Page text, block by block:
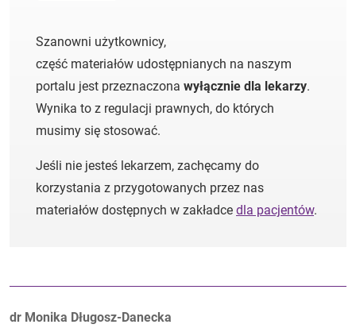
Szanowni użytkownicy,
część materiałów udostępnianych na naszym
portalu jest przeznaczona wyłącznie dla lekarzy.
Wynika to z regulacji prawnych, do których
musimy się stosować.
Jeśli nie jesteś lekarzem, zachęcamy do
korzystania z przygotowanych przez nas
materiałów dostępnych w zakładce dla pacjentów.
Autorzy:
dr Monika Długosz-Danecka